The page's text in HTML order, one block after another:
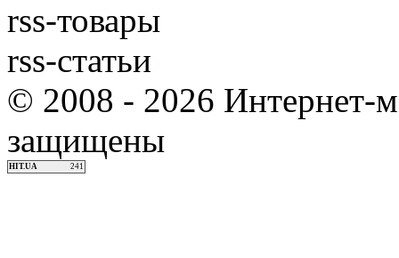
rss-товары
rss-статьи
© 2008 - 2026 Интернет-
защищены
HIT.UA 241